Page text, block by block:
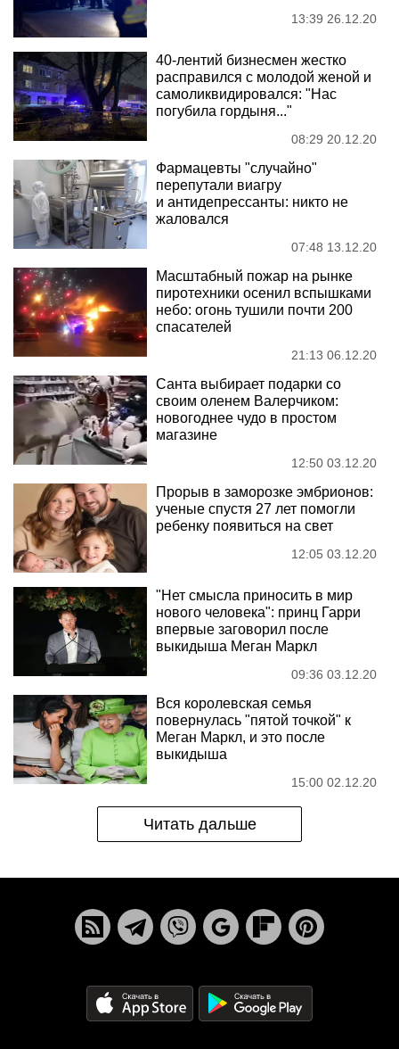
13:39 26.12.20
40-лентий бизнесмен жестко
расправился с молодой женой и
самоликвидировался: "Нас
погубила гордыня..."
08:29 20.12.20
Фармацевты "случайно"
перепутали виагру
и антидепрессанты: никто не
жаловался
07:48 13.12.20
Масштабный пожар на рынке
пиротехники осенил вспышками
небо: огонь тушили почти 200
спасателей
21:13 06.12.20
Санта выбирает подарки со
своим оленем Валерчиком:
новогоднее чудо в простом
магазине
12:50 03.12.20
Прорыв в заморозке эмбрионов:
ученые спустя 27 лет помогли
ребенку появиться на свет
12:05 03.12.20
"Нет смысла приносить в мир
нового человека": принц Гарри
впервые заговорил после
выкидыша Меган Маркл
09:36 03.12.20
Вся королевская семья
повернулась "пятой точкой" к
Меган Маркл, и это после
выкидыша
15:00 02.12.20
Читать дальше